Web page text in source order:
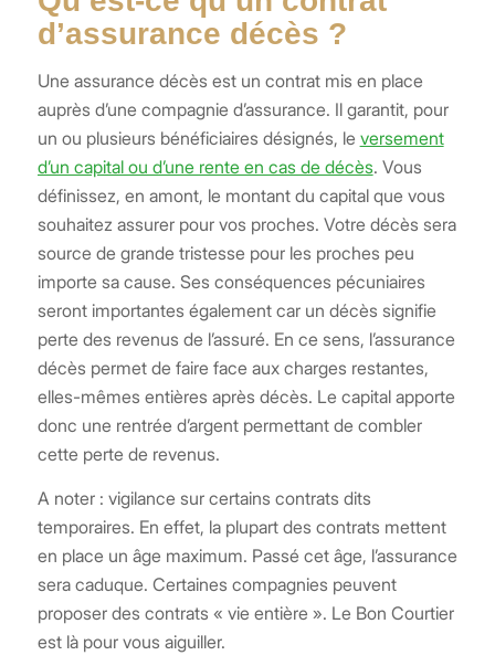
d’assurance décès ?
Une assurance décès est un contrat mis en place
auprès d’une compagnie d’assurance. Il garantit, pour
un ou plusieurs bénéficiaires désignés, le versement
d’un capital ou d’une rente en cas de décès. Vous
définissez, en amont, le montant du capital que vous
souhaitez assurer pour vos proches. Votre décès sera
source de grande tristesse pour les proches peu
importe sa cause. Ses conséquences pécuniaires
seront importantes également car un décès signifie
perte des revenus de l’assuré. En ce sens, l’assurance
décès permet de faire face aux charges restantes,
elles-mêmes entières après décès. Le capital apporte
donc une rentrée d’argent permettant de combler
cette perte de revenus.
A noter : vigilance sur certains contrats dits
temporaires. En effet, la plupart des contrats mettent
en place un âge maximum. Passé cet âge, l’assurance
sera caduque. Certaines compagnies peuvent
proposer des contrats « vie entière ». Le Bon Courtier
est là pour vous aiguiller.